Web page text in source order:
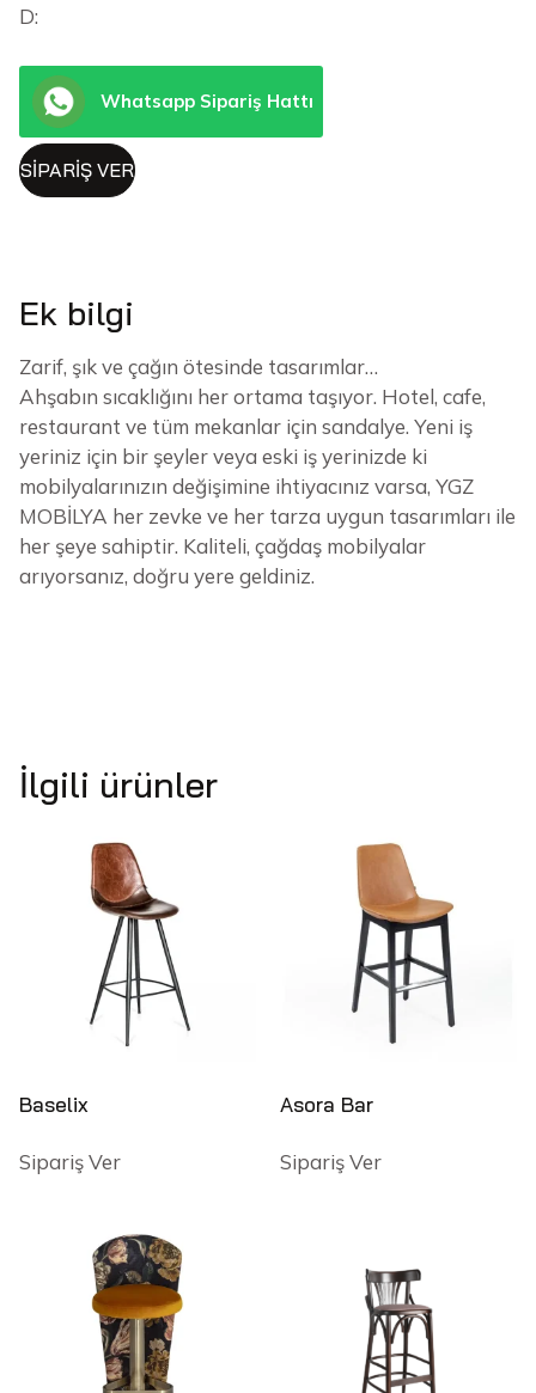
D:
Whatsapp Sipariş Hattı
SIPARIŞ VER
Ek bilgi
Zarif, şık ve çağın ötesinde tasarımlar…
Ahşabın sıcaklığını her ortama taşıyor. Hotel, cafe,
restaurant ve tüm mekanlar için sandalye. Yeni iş
yeriniz için bir şeyler veya eski iş yerinizde ki
mobilyalarınızın değişimine ihtiyacınız varsa, YGZ
MOBİLYA her zevke ve her tarza uygun tasarımları ile
her şeye sahiptir. Kaliteli, çağdaş mobilyalar
arıyorsanız, doğru yere geldiniz.
İlgili ürünler
Baselix
Sipariş Ver
Asora Bar
Sipariş Ver